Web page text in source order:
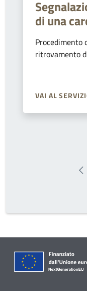
di una
Procedimento
ritrovamento
VAI AL